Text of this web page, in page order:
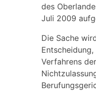
des
Juli 2009
Die Sache
Verfahrens der